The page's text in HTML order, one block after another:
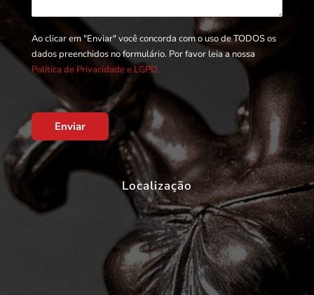
Ao clicar em "Enviar" você concorda com o uso de TODOS os
dados preenchidos no formulário. Por favor leia a nossa
Política de Privacidade e LGPD.
Enviar
Localização